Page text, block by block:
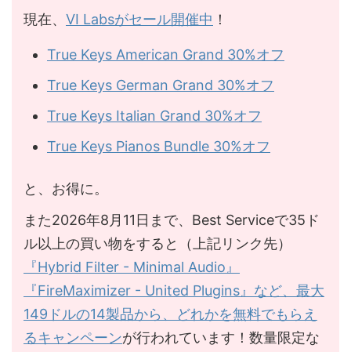
現在、 VI Labsがセール開催中 ！
True Keys American Grand 30%オフ
True Keys German Grand 30%オフ
True Keys Italian Grand 30%オフ
True Keys Pianos Bundle 30%オフ
と、お得に。
また2026年8月11日まで、Best Serviceで35ド
ル以上の買い物をすると（上記リンク先）
『Hybrid Filter - Minimal Audio』
『FireMaximizer - United Plugins』など、最大
149ドルの14製品から、どれかを無料でもらえ
るキャンペーンが行われています！数量限定な